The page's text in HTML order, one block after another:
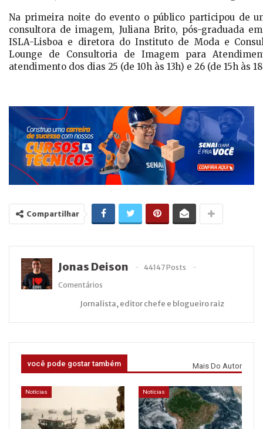
Na primeira noite do evento o público participou de
consultora de imagem, Juliana Brito, pós-graduada
ISLA-Lisboa e diretora do Instituto de Moda e
Lounge de Consultoria de Imagem para
atendimento dos dias 25 (de 10h às 13h) e 26 (de 15h às
Compartilhar
Jonas Deison
44147 Posts
Comentários
Jornalista, editor chefe e blogueiro raiz
você pode gostar também Mais Do Autor
Notícias Notícias